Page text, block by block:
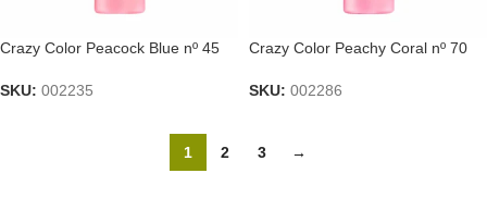
Crazy Color Peacock Blue nº 45
SKU: 002235
Crazy Color Peachy Coral nº 70
SKU: 002286
1 2 3 →